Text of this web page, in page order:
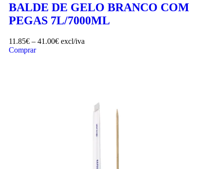
BALDE DE GELO BRANCO COM
PEGAS 7L/7000ML
11.85€ – 41.00€ excl/iva
Comprar